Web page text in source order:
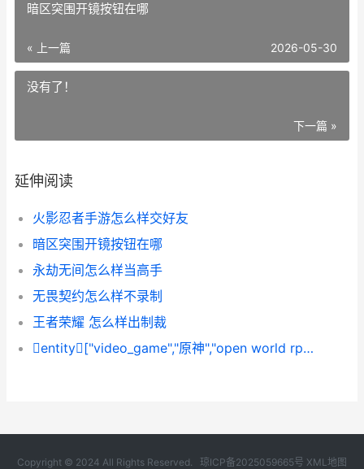
暗区突围开镜按钮在哪
« 上一篇 2026-05-30
没有了！
下一篇 »
延伸阅读
火影忍者手游怎么样交好友
暗区突围开镜按钮在哪
永劫无间怎么样当高手
无畏契约怎么样不录制
王者荣耀 怎么样出制裁
entity["video_game","原神","open world rpg hoyoverse"]何者时刻鲍鲲最多
Copyright © 2024 All Rights Reserved. 琼ICP备2025059665号 XML地图